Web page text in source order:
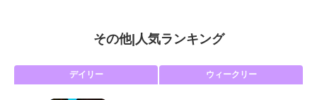
その他| 人気ランキング
デイリー ウィークリー